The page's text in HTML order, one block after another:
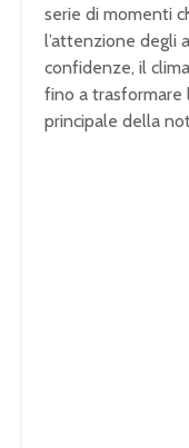
serie di momenti
l’attenzione degli
confidenze, il
fino a trasformare
principale della